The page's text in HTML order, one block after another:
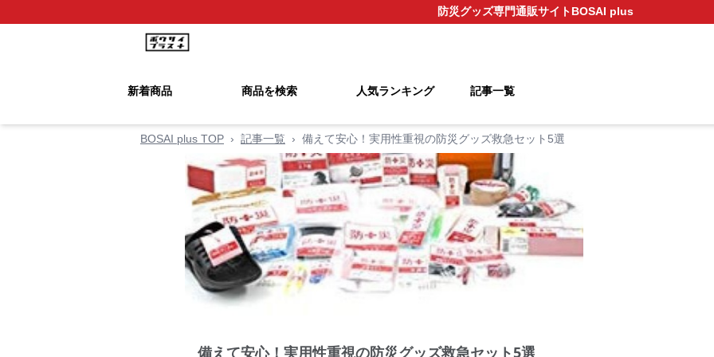
防災グッズ専門通販サイトBOSAI plus
新着商品 商品を検索 人気ランキング 記事一覧
BOSAI plus TOP › 記事一覧 › 備えて安心！実用性重視の防災グッズ救急セット5選
備えて安心！実用性重視の防災グッズ救急セット5選